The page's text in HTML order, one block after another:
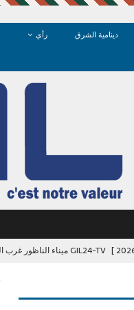
دينامية الشرق رأي
GIL24-TV ميناء الناظور غرب المتوسط: رهان التنمية ومعضلة البطالة بالشرق